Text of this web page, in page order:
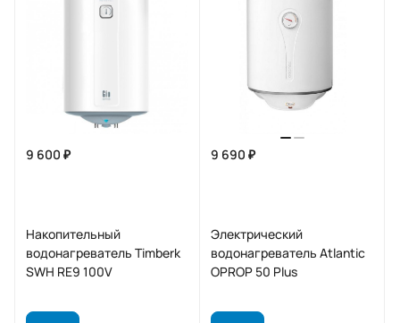
9 600 ₽
Накопительный
водонагреватель Timberk
SWH RE9 100V
9 690 ₽
Электрический
водонагреватель Atlantic
OPROP 50 Plus